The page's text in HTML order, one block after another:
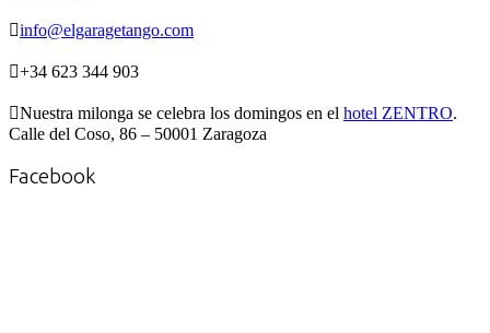
info@elgaragetango.com
+34 623 344 903
Nuestra milonga se celebra los domingos en el hotel ZENTRO.
Calle del Coso, 86 – 50001 Zaragoza
Facebook